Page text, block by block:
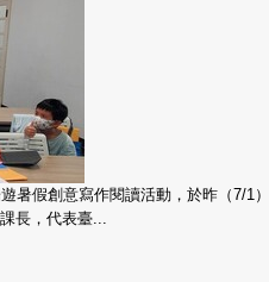
暑假創意寫作閱讀活動，於昨（7/1
長，代表臺...